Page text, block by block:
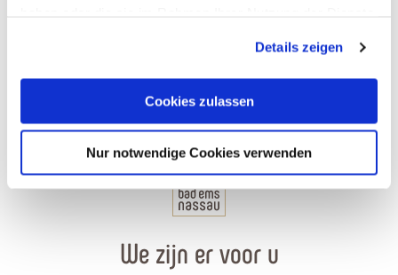
Cookies, wenn Sie unsere Webseite weiterhin nutzen.
Details zeigen
Cookies zulassen
Nur notwendige Cookies verwenden
We zijn er voor u